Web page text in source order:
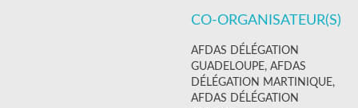
CO-ORGANISATEUR(S)
AFDAS DÉLÉGATION
GUADELOUPE, AFDAS
DÉLÉGATION MARTINIQUE,
AFDAS DÉLÉGATION